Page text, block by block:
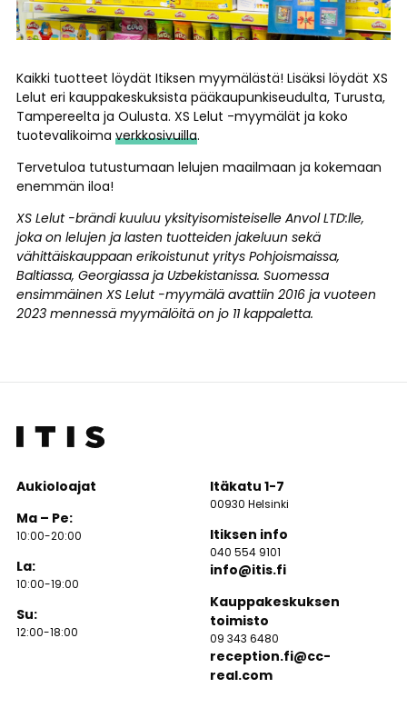
Kaikki tuotteet löydät Itiksen myymälästä! Lisäksi löydät XS
Lelut eri kauppakeskuksista pääkaupunkiseudulta, Turusta,
Tampereelta ja Oulusta. XS Lelut -myymälät ja koko
tuotevalikoima verkkosivuilla.
Tervetuloa tutustumaan lelujen maailmaan ja kokemaan
enemmän iloa!
XS Lelut -brändi kuuluu yksityisomisteiselle Anvol LTD:lle,
joka on lelujen ja lasten tuotteiden jakeluun sekä
vähittäiskauppaan erikoistunut yritys Pohjoismaissa,
Baltiassa, Georgiassa ja Uzbekistanissa. Suomessa
ensimmäinen XS Lelut -myymälä avattiin 2016 ja vuoteen
2023 mennessä myymälöitä on jo 11 kappaletta.
Aukioloajat
Ma – Pe:
10:00-20:00
La:
10:00-19:00
Su:
12:00-18:00
Itäkatu 1-7
00930 Helsinki
Itiksen info
040 554 9101
info@itis.fi
Kauppakeskuksen
toimisto
09 343 6480
reception.fi@cc-
real.com